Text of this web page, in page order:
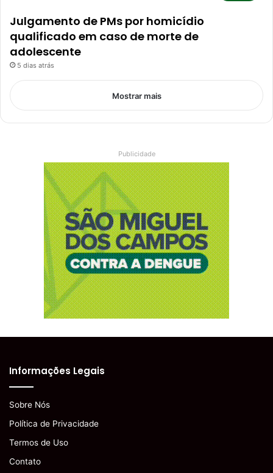
Julgamento de PMs por homicídio
qualificado em caso de morte de
adolescente
5 dias atrás
Mostrar mais
Publicidade
Informações Legais
Sobre Nós
Política de Privacidade
Termos de Uso
Contato